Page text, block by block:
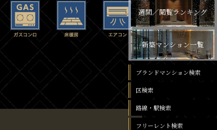
週間／閲覧ランキング
新築マンション一覧
ブランドマンション検索
区検索
路線・駅検索
フリーレント検索